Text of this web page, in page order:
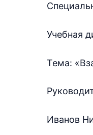
Учебная
Тема:
Иванов